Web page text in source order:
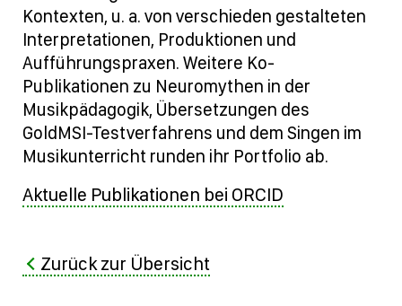
Kontexten, u. a. von verschieden gestalteten
Interpretationen, Produktionen und
Aufführungspraxen. Weitere Ko-
Publikationen zu Neuromythen in der
Musikpädagogik, Übersetzungen des
GoldMSI-Testverfahrens und dem Singen im
Musikunterricht runden ihr Portfolio ab.
Aktuelle Publikationen bei ORCID
Zurück zur Übersicht